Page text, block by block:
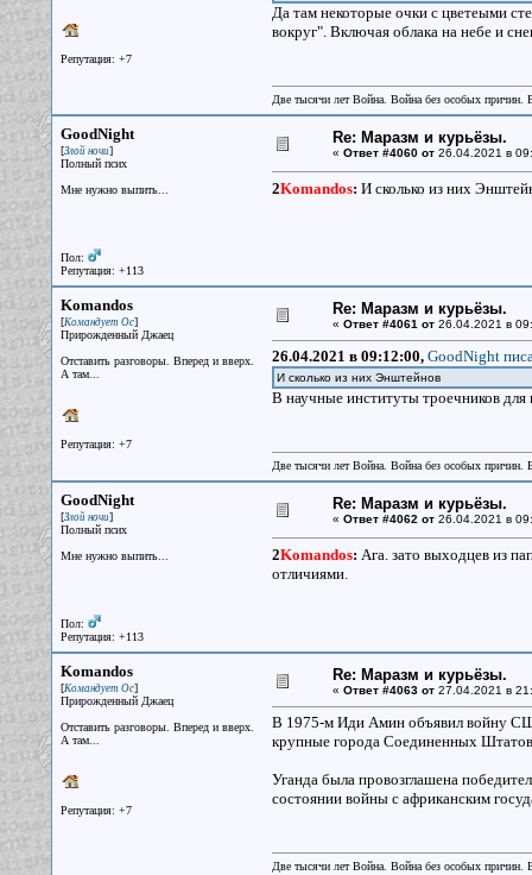
Репутация: +7
Да там некоторые очки с цветеыми
вокруг". Включая облака на небе и
Две тысячи лет Война. Война без особых
GoodNight
[Злой ночи]
Полный псих
Мне нужно выпить...
Пол:
Репутация: +113
Re: Маразм и курьёзы.
« Ответ #4060 от26.04.2021 в
2Komandos: И сколько из них
Komandos
[Командует Ос]
Прирожденный Джаец
Отставить разговоры. Вперед и вверх.
А там...
Репутация: +7
Re: Маразм и курьёзы.
« Ответ #4061 от26.04.2021 в
26.04.2021 в 09:12:00, GoodNight
И сколько из них Энштейнов
В научные институты троечников
Две тысячи лет Война. Война без особых
GoodNight
[Злой ночи]
Полный псих
Мне нужно выпить...
Пол:
Репутация: +113
Re: Маразм и курьёзы.
« Ответ #4062 от26.04.2021 в
2Komandos: Ага. зато выходцев из
отличиями.
Komandos
[Командует Ос]
Прирожденный Джаец
Отставить разговоры. Вперед и вверх.
А там...
Репутация: +7
Re: Маразм и курьёзы.
« Ответ #4063 от27.04.2021 в
В 1975-м Иди Амин объявил войну
крупные города Соединенных
Уганда была провозглашена
состоянии войны с африканским
Две тысячи лет Война. Война без особых